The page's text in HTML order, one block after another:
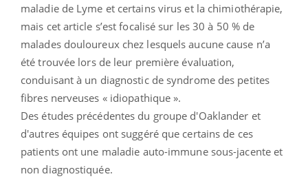
maladie de Lyme et certains virus et la chimiothérapie,
mais cet article s’est focalisé sur les 30 à 50 % de
malades douloureux chez lesquels aucune cause n’a
été trouvée lors de leur première évaluation,
conduisant à un diagnostic de syndrome des petites
fibres nerveuses « idiopathique ».
Des études précédentes du groupe d'Oaklander et
d'autres équipes ont suggéré que certains de ces
patients ont une maladie auto-immune sous-jacente et
non diagnostiquée.